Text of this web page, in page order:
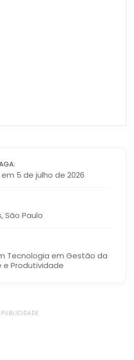
5 de julho de 2026
,São Paulo
Tecnologia em Gestão da
e Produtividade
PUBLICIDADE